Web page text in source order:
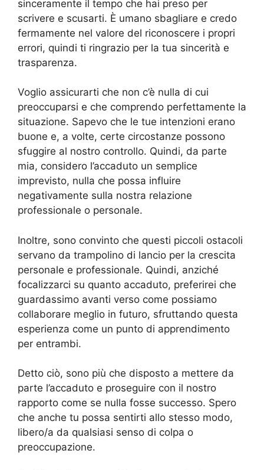
sinceramente il tempo che hai preso per
scrivere e scusarti. È umano sbagliare e credo
fermamente nel valore del riconoscere i propri
errori, quindi ti ringrazio per la tua sincerità e
trasparenza.
Voglio assicurarti che non c’è nulla di cui
preoccuparsi e che comprendo perfettamente la
situazione. Sapevo che le tue intenzioni erano
buone e, a volte, certe circostanze possono
sfuggire al nostro controllo. Quindi, da parte
mia, considero l’accaduto un semplice
imprevisto, nulla che possa influire
negativamente sulla nostra relazione
professionale o personale.
Inoltre, sono convinto che questi piccoli ostacoli
servano da trampolino di lancio per la crescita
personale e professionale. Quindi, anziché
focalizzarci su quanto accaduto, preferirei che
guardassimo avanti verso come possiamo
collaborare meglio in futuro, sfruttando questa
esperienza come un punto di apprendimento
per entrambi.
Detto ciò, sono più che disposto a mettere da
parte l’accaduto e proseguire con il nostro
rapporto come se nulla fosse successo. Spero
che anche tu possa sentirti allo stesso modo,
libero/a da qualsiasi senso di colpa o
preoccupazione.